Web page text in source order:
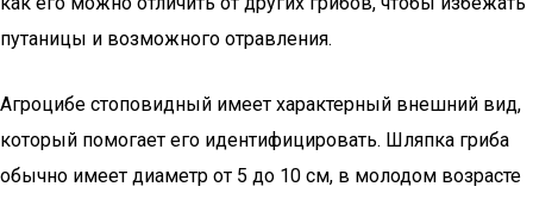
путаницы и возможного отравления.
Агроцибе стоповидный имеет характерный внешний вид,
который помогает его идентифицировать. Шляпка гриба
обычно имеет диаметр от 5 до 10 см, в молодом возрасте